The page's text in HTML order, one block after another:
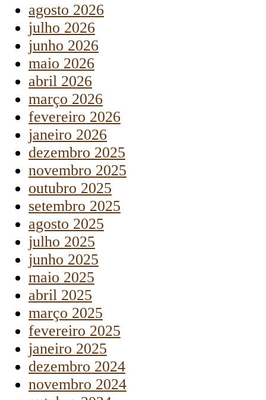
agosto 2026
julho 2026
junho 2026
maio 2026
abril 2026
março 2026
fevereiro 2026
janeiro 2026
dezembro 2025
novembro 2025
outubro 2025
setembro 2025
agosto 2025
julho 2025
junho 2025
maio 2025
abril 2025
março 2025
fevereiro 2025
janeiro 2025
dezembro 2024
novembro 2024